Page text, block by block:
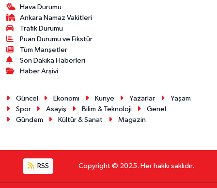
Hava Durumu
Ankara Namaz Vakitleri
Trafik Durumu
Puan Durumu ve Fikstür
Tüm Manşetler
Son Dakika Haberleri
Haber Arşivi
Güncel Ekonomi Künye Yazarlar
Yaşam
Spor
Asayiş Bilim & Teknoloji
Genel
Gündem
Kültür & Sanat Magazin
RSS Copyright © 2025. Her hakkı saklıdır.